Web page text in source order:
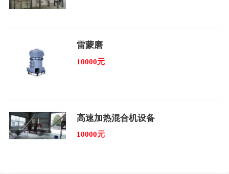
雷蒙磨
10000元
高速加热混合机设备
10000元